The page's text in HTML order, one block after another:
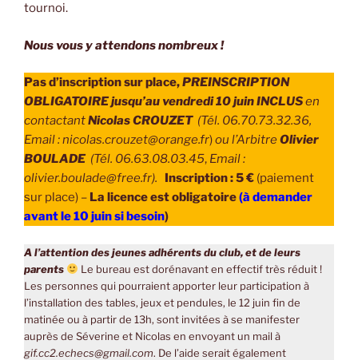
tournoi.
Nous vous y attendons nombreux !
Pas d’inscription sur place,PREINSCRIPTION
OBLIGATOIRE jusqu’au vendredi 10 juin INCLUSen
contactantNicolas CROUZET(Tél. 06.70.73.32.36,
Email : nicolas.crouzet@orange.fr)ou l’ArbitreOlivier
BOULADE(Tél. 06.63.08.03.45, Email :
olivier.boulade@free.fr).
Inscription : 5 € (paiement
sur place) – La licence est obligatoire(à demander
avant le 10 juin si besoin)
A l’attention des jeunes adhérents du club, et de leurs
parents
Le bureau est dorénavant en effectif très réduit !
Les personnes qui pourraient apporter leur participation à
l’installation des tables, jeux et pendules, le 12 juin fin de
matinée ou à partir de 13h, sont invitées à se manifester
auprès de Séverine et Nicolas en envoyant un mail à
gif.cc2.echecs@gmail.com. De l’aide serait également